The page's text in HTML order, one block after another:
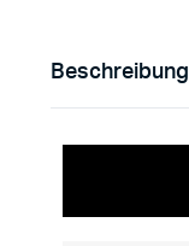
Beschreibung